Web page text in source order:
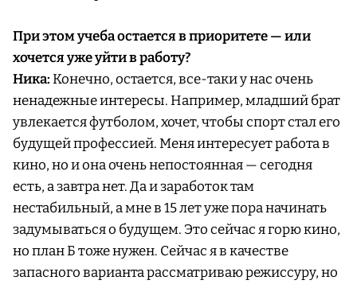
При этом учеба остается в приоритете — или
хочется уже уйти в работу?
Ника:Конечно, остается, все-таки у нас очень
ненадежные интересы. Например, младший брат
увлекается футболом, хочет, чтобы спорт стал его
будущей профессией. Меня интересует работа в
кино, но и она очень непостоянная — сегодня
есть, а завтра нет. Да и заработок там
нестабильный, а мне в 15 лет уже пора начинать
задумываться о будущем. Это сейчас я горю кино,
но план Б тоже нужен. Сейчас я в качестве
запасного варианта рассматриваю режиссуру, но